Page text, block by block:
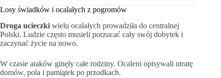
Losy świadków i ocalałych z pogromów
Droga ucieczki wielu ocalałych prowadziła do centralnej
Polski. Ludzie często musieli porzucać cały swój dobytek i
zaczynać życie na nowo.
W czasie ataków ginęły całe rodziny. Ocaleni opisywali utratę
domów, pola i pamiątek po przodkach.